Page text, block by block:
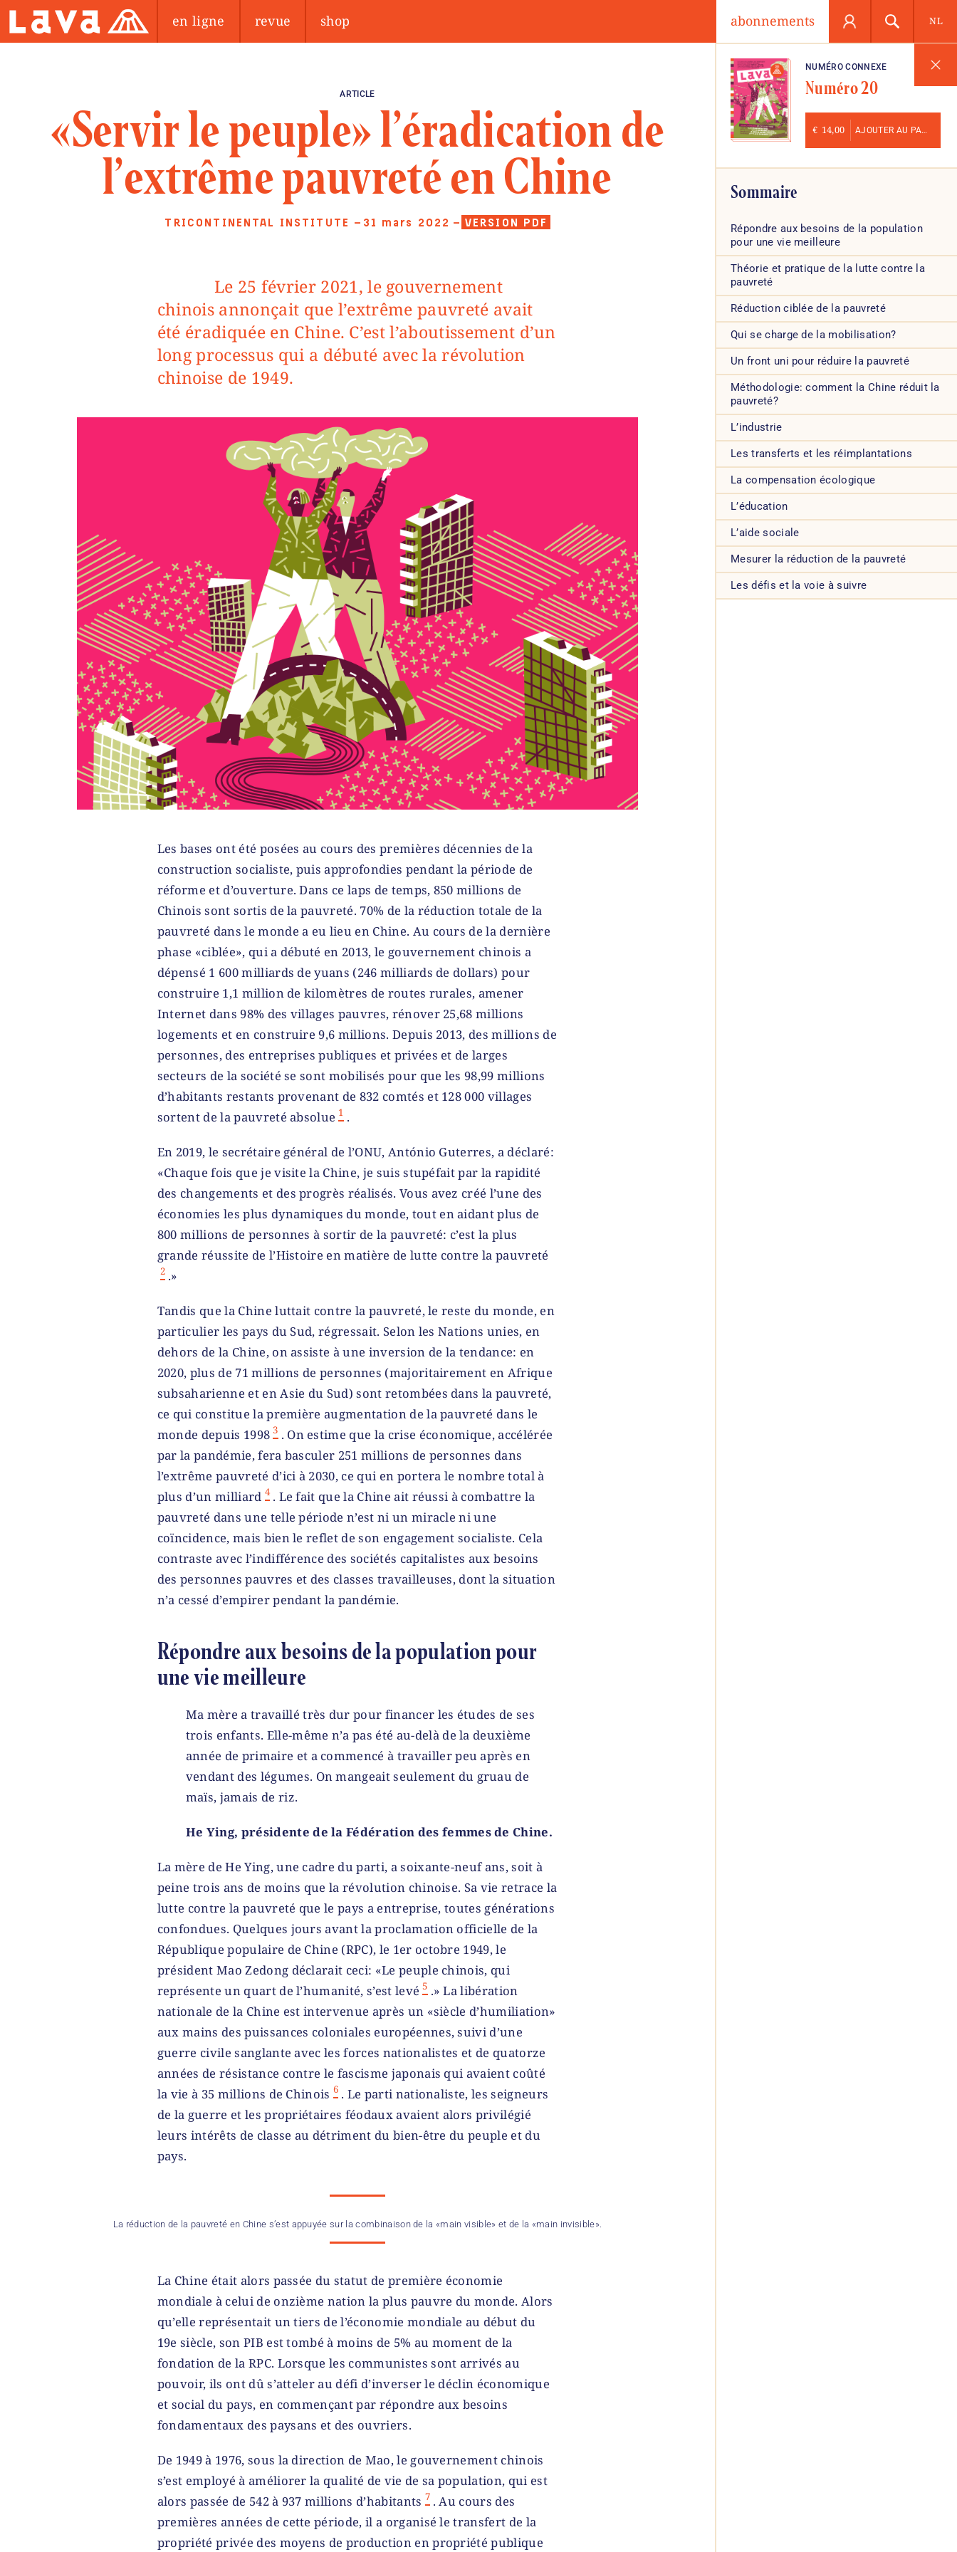
NL
en ligne revue shop abonnements
ARTICLE
«Servir le peuple» l’éradication de
l’extrême pauvreté en Chine
TRICONTINENTAL INSTITUTE —31 mars 2022 — VERSION PDF
Le 25 février 2021, le gouvernement
chinois annonçait que l’extrême pauvreté avait
été éradiquée en Chine. C’est l’aboutissement d’un
long processus qui a débuté avec la révolution
chinoise de 1949.
Les bases ont été posées au cours des premières décennies de la
construction socialiste, puis approfondies pendant la période de
réforme et d’ouverture. Dans ce laps de temps, 850 millions de
Chinois sont sortis de la pauvreté. 70% de la réduction totale de la
pauvreté dans le monde a eu lieu en Chine. Au cours de la dernière
phase «ciblée», qui a débuté en 2013, le gouvernement chinois a
dépensé 1 600 milliards de yuans (246 milliards de dollars) pour
construire 1,1 million de kilomètres de routes rurales, amener
Internet dans 98% des villages pauvres, rénover 25,68 millions
logements et en construire 9,6 millions. Depuis 2013, des millions de
personnes, des entreprises publiques et privées et de larges
secteurs de la société se sont mobilisés pour que les 98,99 millions
d’habitants restants provenant de 832 comtés et 128 000 villages
sortent de la pauvreté absolue 1 .
En 2019, le secrétaire général de l’ONU, António Guterres, a déclaré:
«Chaque fois que je visite la Chine, je suis stupéfait par la rapidité
des changements et des progrès réalisés. Vous avez créé l’une des
économies les plus dynamiques du monde, tout en aidant plus de
800 millions de personnes à sortir de la pauvreté: c’est la plus
grande réussite de l’Histoire en matière de lutte contre la pauvreté
2 .»
Tandis que la Chine luttait contre la pauvreté, le reste du monde, en
particulier les pays du Sud, régressait. Selon les Nations unies, en
dehors de la Chine, on assiste à une inversion de la tendance: en
2020, plus de 71 millions de personnes (majoritairement en Afrique
subsaharienne et en Asie du Sud) sont retombées dans la pauvreté,
ce qui constitue la première augmentation de la pauvreté dans le
monde depuis 1998 3 . On estime que la crise économique, accélérée
par la pandémie, fera basculer 251 millions de personnes dans
l’extrême pauvreté d’ici à 2030, ce qui en portera le nombre total à
plus d’un milliard 4 . Le fait que la Chine ait réussi à combattre la
pauvreté dans une telle période n’est ni un miracle ni une
coïncidence, mais bien le reflet de son engagement socialiste. Cela
contraste avec l’indifférence des sociétés capitalistes aux besoins
des personnes pauvres et des classes travailleuses, dont la situation
n’a cessé d’empirer pendant la pandémie.
Répondre aux besoins de la population pour
une vie meilleure
Ma mère a travaillé très dur pour financer les études de ses
trois enfants. Elle-même n’a pas été au-delà de la deuxième
année de primaire et a commencé à travailler peu après en
vendant des légumes. On mangeait seulement du gruau de
maïs, jamais de riz.
He Ying, présidente de la Fédération des femmes de Chine.
La mère de He Ying, une cadre du parti, a soixante-neuf ans, soit à
peine trois ans de moins que la révolution chinoise. Sa vie retrace la
lutte contre la pauvreté que le pays a entreprise, toutes générations
confondues. Quelques jours avant la proclamation officielle de la
République populaire de Chine (RPC), le 1er octobre 1949, le
président Mao Zedong déclarait ceci: «Le peuple chinois, qui
représente un quart de l’humanité, s’est levé 5 .» La libération
nationale de la Chine est intervenue après un «siècle d’humiliation»
aux mains des puissances coloniales européennes, suivi d’une
guerre civile sanglante avec les forces nationalistes et de quatorze
années de résistance contre le fascisme japonais qui avaient coûté
la vie à 35 millions de Chinois 6 . Le parti nationaliste, les seigneurs
de la guerre et les propriétaires féodaux avaient alors privilégié
leurs intérêts de classe au détriment du bien-être du peuple et du
pays.
La réduction de la pauvreté en Chine s’est appuyée sur la combinaison de la «main visible» et de la «main invisible».
La Chine était alors passée du statut de première économie
mondiale à celui de onzième nation la plus pauvre du monde. Alors
qu’elle représentait un tiers de l’économie mondiale au début du
19e siècle, son PIB est tombé à moins de 5% au moment de la
fondation de la RPC. Lorsque les communistes sont arrivés au
pouvoir, ils ont dû s’atteler au défi d’inverser le déclin économique
et social du pays, en commençant par répondre aux besoins
fondamentaux des paysans et des ouvriers.
De 1949 à 1976, sous la direction de Mao, le gouvernement chinois
s’est employé à améliorer la qualité de vie de sa population, qui est
alors passée de 542 à 937 millions d’habitants 7 . Au cours des
premières années de cette période, il a organisé le transfert de la
propriété privée des moyens de production en propriété publique
NUMÉRO CONNEXE
Numéro 20
€ 14,00 AJOUTER AU PANIER
Sommaire
Répondre aux besoins de la population
pour une vie meilleure
Théorie et pratique de la lutte contre la
pauvreté
Réduction ciblée de la pauvreté
Qui se charge de la mobilisation?
Un front uni pour réduire la pauvreté
Méthodologie: comment la Chine réduit la
pauvreté?
L’industrie
Les transferts et les réimplantations
La compensation écologique
L’éducation
L’aide sociale
Mesurer la réduction de la pauvreté
Les défis et la voie à suivre